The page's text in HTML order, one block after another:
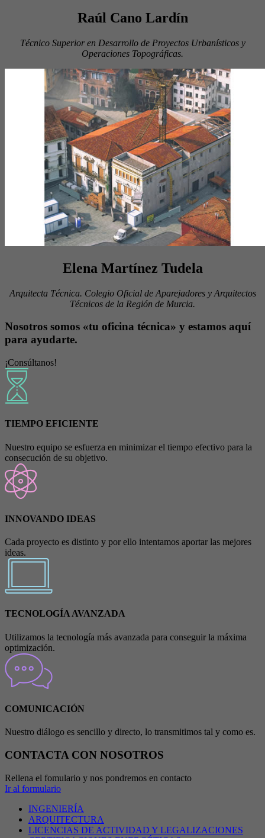
Raúl Cano Lardín
Técnico Superior en Desarrollo de Proyectos Urbanísticos y
Operaciones Topográficas.
Elena Martínez Tudela
Arquitecta Técnica. Colegio Oficial de Aparejadores y Arquitectos
Técnicos de la Región de Murcia.
Nosotros somos «tu oficina técnica» y estamos aquí
para ayudarte.
¡Consúltanos!
TIEMPO EFICIENTE
Nuestro equipo se esfuerza en minimizar el tiempo efectivo para la
consecución de su objetivo.
INNOVANDO IDEAS
Cada proyecto es distinto y por ello intentamos aportar las mejores
ideas.
TECNOLOGÍA AVANZADA
Utilizamos la tecnología más avanzada para conseguir la máxima
optimización.
COMUNICACIÓN
Nuestro diálogo es sencillo y directo, lo transmitimos tal y como es.
CONTACTA CON NOSOTROS
Rellena el fomulario y nos pondremos en contacto
Ir al formulario
INGENIERÍA
ARQUITECTURA
LICENCIAS DE ACTIVIDAD Y LEGALIZACIONES